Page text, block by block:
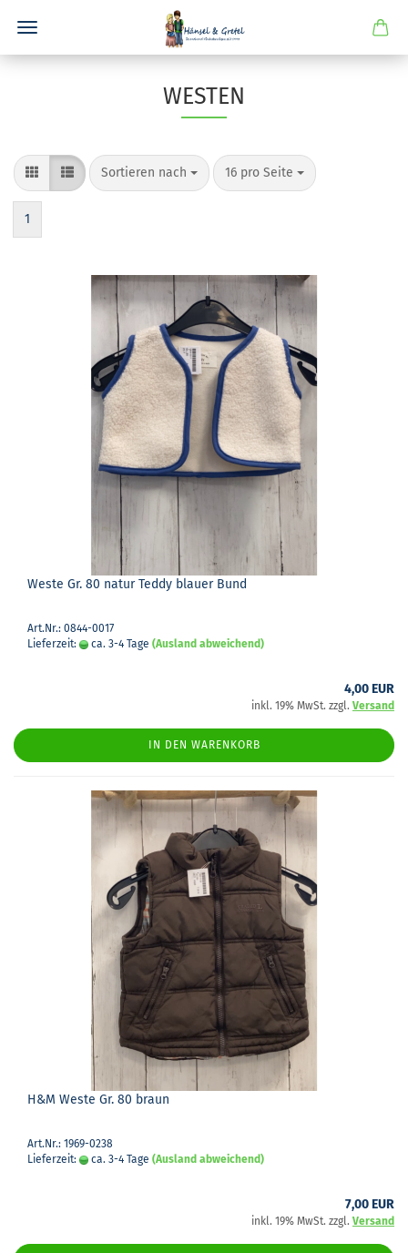
WESTEN
Sortieren nach
Sortieren nach 16 pro Seite
pro Seite
1
Weste Gr. 80 natur Teddy blau­er Bund
Art.Nr.: 0844-0017
Lieferzeit:
ca. 3-4 Tage (Ausland abweichend)
4,00 EUR
inkl. 19% MwSt. zzgl. Versand
IN DEN WARENKORB
H&M Weste Gr. 80 braun
Art.Nr.: 1969-0238
Lieferzeit:
ca. 3-4 Tage (Ausland abweichend)
7,00 EUR
inkl. 19% MwSt. zzgl. Versand